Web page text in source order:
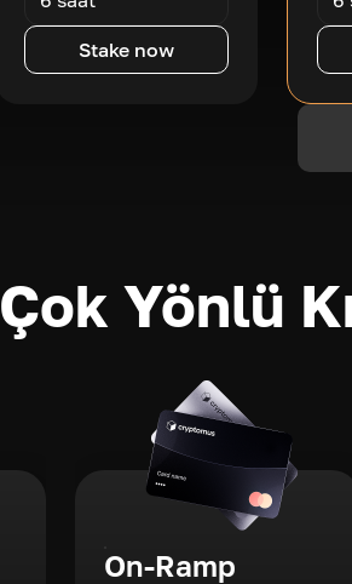
Stake now
Çok Yönlü
On-Ramp